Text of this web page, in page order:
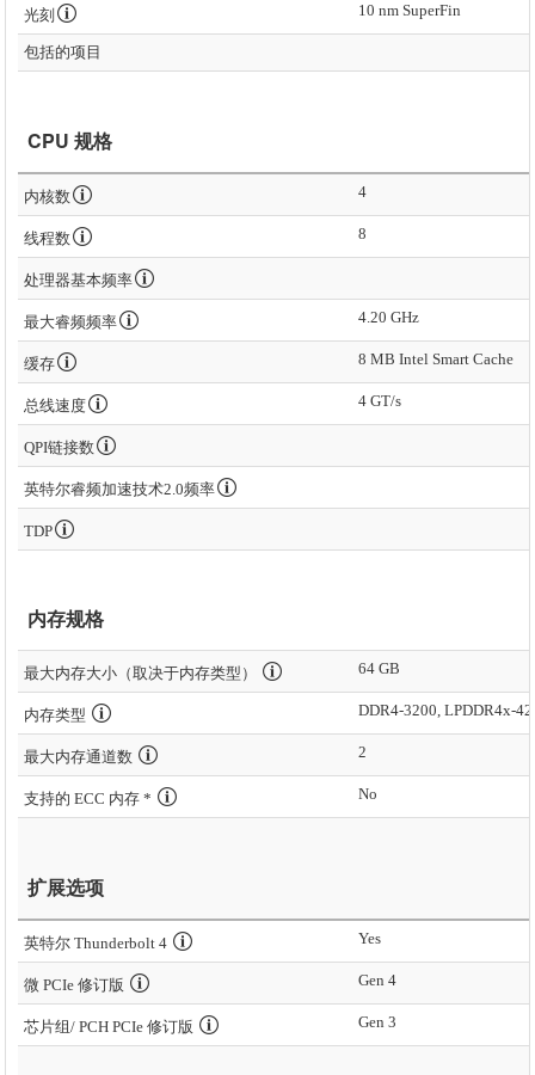
光刻 10 nm SuperFin
包括的项目
CPU 规格
内核数 4
线程数 8
处理器基本频率
最大睿频频率 4.20 GHz
缓存 8 MB Intel Smart Cache
总线速度 4 GT/s
QPI链接数
英特尔睿频加速技术2.0频率
TDP
内存规格
最大内存大小（取决于内存类型） 64 GB
内存类型 DDR4-3200, LPDDR4x-
最大内存通道数 2
支持的 ECC 内存 * No
扩展选项
英特尔 Thunderbolt 4 Yes
微 PCIe 修订版 Gen 4
芯片组/ PCH PCIe 修订版 Gen 3